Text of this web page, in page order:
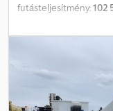
futásteljesítmény:102
össztömeg:3 500 kg,
,
Multitel 160 ALU DS -